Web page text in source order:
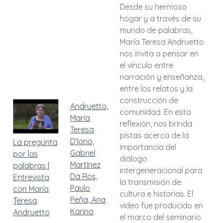
La pregunta
por las
palabras |
Entrevista
con María
Teresa
Andruetto
Andruetto,
María
Teresa
D’Iorio,
Gabriel
Martínez
Da Ros,
Paulo
Peña, Ana
Karina
Desde su hermoso
hogar y a través de su
mundo de palabras,
María Teresa Andruetto
nos invita a pensar en
el vínculo entre
narración y enseñanza,
entre los relatos y la
construcción de
comunidad. En esta
reflexión, nos brinda
pistas acerca de la
importancia del
diálogo
intergeneracional para
la transmisión de
cultura e historias. El
video fue producido en
el marco del seminario